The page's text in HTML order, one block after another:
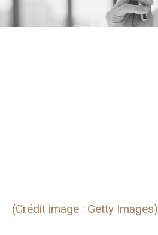
(Crédit image : Getty Images)